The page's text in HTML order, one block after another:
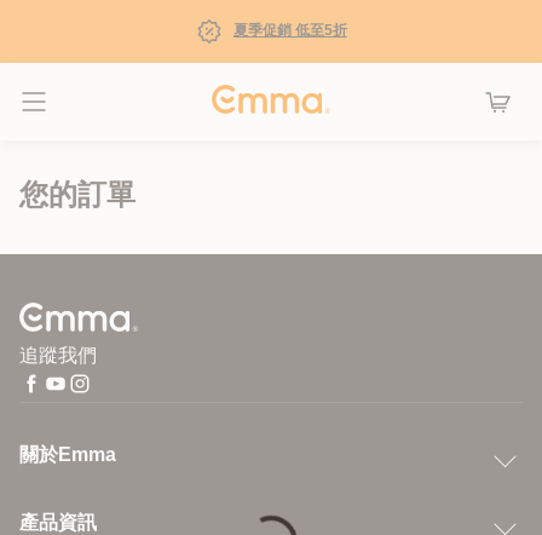
夏季促銷 低至5折
您的訂單
追蹤我們
關於Emma
產品資訊